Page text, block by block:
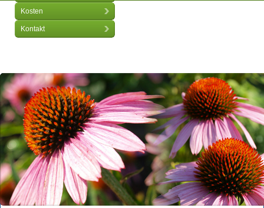
Kosten
Kontakt